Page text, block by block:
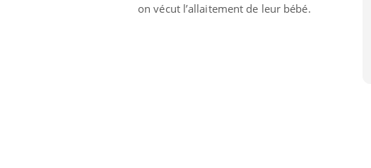
on vécut l’allaitement de leur bébé.